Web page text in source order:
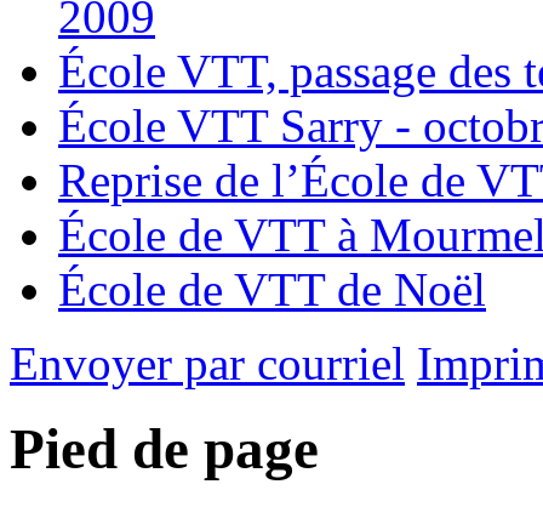
2009
École VTT, passage des
École VTT Sarry -
Reprise de l’École de
École de VTT à
École de VTT de Noël
Envoyer par courriel
Pied de page